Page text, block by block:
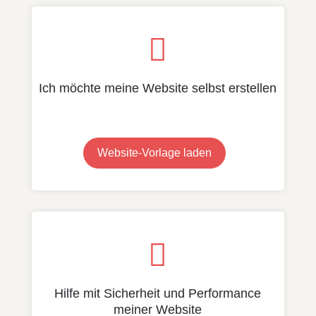

Ich möchte meine Website selbst erstellen
Website-Vorlage laden

Hilfe mit Sicherheit und Performance
meiner Website